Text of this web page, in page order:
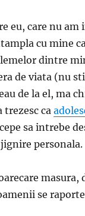
eu, care nu am
cu mine
dintre
de viata (nu
de la el, ma
trezesc ca
sa intrebe
personala.
masura,
se